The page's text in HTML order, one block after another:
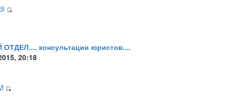
консультации юристов....
20:18